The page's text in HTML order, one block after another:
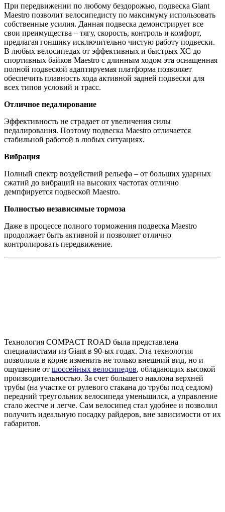
При передвижении по любому бездорожью, подвеска Giant
Maestro позволит велосипедисту по максимуму использовать
собственные усилия. Данная подвеска демонстрирует все
свои преимущества – тягу, скорость, контроль и комфорт,
предлагая гонщику исключительно чистую работу подвески.
В любых велосипедах от эффективных и быстрых ХС до
спортивных байков Maestro с длинным ходом эта оснащенная
полной подвеской адаптируемая платформа позволяет
обеспечить плавность хода активной задней подвески для
всех типов условий и трасс.
Отличное педалирование
Эффективность не страдает от увеличения силы
педалирования. Поэтому подвеска Maestro отличается
стабильной работой в любых ситуациях.
Вибрация
Полный спектр воздействий рельефа – от больших ударных
сжатий до вибраций на высоких частотах отлично
демпфируется подвеской Maestro.
Полностью независимые тормоза
Даже в процессе полного торможения подвеска Maestro
продолжает быть активной и позволяет отлично
контролировать передвижение.
Технология COMPACT ROAD была представлена
специалистами из Giant в 90-ых годах. Эта технология
позволила в корне изменить не только внешний вид, но и
ощущение от шоссейных велосипедов, обладающих высокой
производительностью. За счет большего наклона верхней
трубы (на участке от рулевого стакана до трубы под седлом)
передний треугольник велосипеда уменьшился, а управление
стало жестче и легче. Сам велосипед стал удобнее и позволил
получить идеальную посадку райдеров, вне зависимости от их
габаритов.